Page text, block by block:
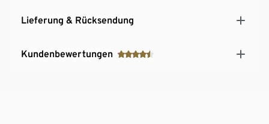
Lieferung & Rücksendung
Kundenbewertungen